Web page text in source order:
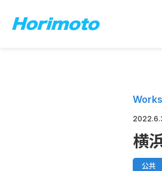
Works
横
公共